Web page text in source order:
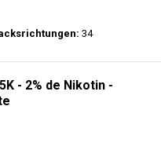
34
- 2% de Nikotin -